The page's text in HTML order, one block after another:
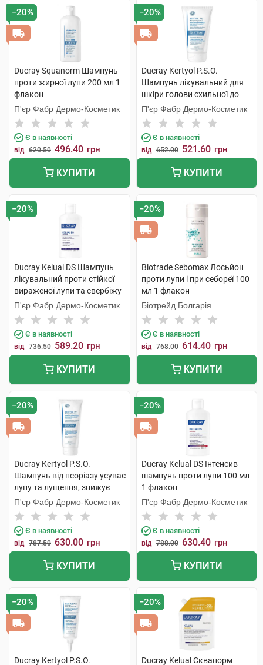
−20%
Ducray Squanorm Шампунь
проти жирної лупи 200 мл 1
флакон
П'єр Фабр Дермо-Косметик
Є в наявності
від 620.50 496.40 грн
КУПИТИ
−20%
Ducray Kertyol Р.S.О.
Шампунь лікувальний для
шкіри голови схильної до
псоріазу 125 мл 1 туба
П'єр Фабр Дермо-Косметик
Є в наявності
від 652.00 521.60 грн
КУПИТИ
−20%
Ducray Kelual DS Шампунь
лікувальний проти стійкої
вираженої лупи та свербіжу
100 мл 1 флакон
П'єр Фабр Дермо-Косметик
Є в наявності
від 736.50 589.20 грн
КУПИТИ
−20%
Biotrade Sebomax Лосьйон
проти лупи і при себореї 100
мл 1 флакон
Біотрейд Болгарія
Є в наявності
від 768.00 614.40 грн
КУПИТИ
−20%
Ducray Kertyol P.S.O.
Шампунь від псоріазу усуває
лупу та лущення, знижує
почервоніння 200 мл 1 туба
П'єр Фабр Дермо-Косметик
Є в наявності
від 787.50 630.00 грн
КУПИТИ
−20%
Ducray Kelual DS Інтенсив
шампунь проти лупи 100 мл
1 флакон
П'єр Фабр Дермо-Косметик
Є в наявності
від 788.00 630.40 грн
КУПИТИ
−20%
Ducray Kertyol Р.S.О.
−20%
Ducray Kelual Скванорм